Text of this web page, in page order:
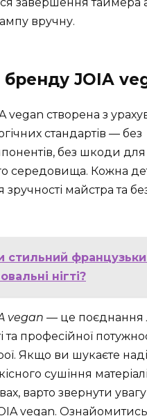
вручну.
JOIA
vegan створена з
стандартів — без
без шкоди для
середовища. Кожна
майстра та
стильний
нігті?
vegan — це поєднання
та професійної
Якщо ви шукаєте
сушіння
варто звернути
vegan.